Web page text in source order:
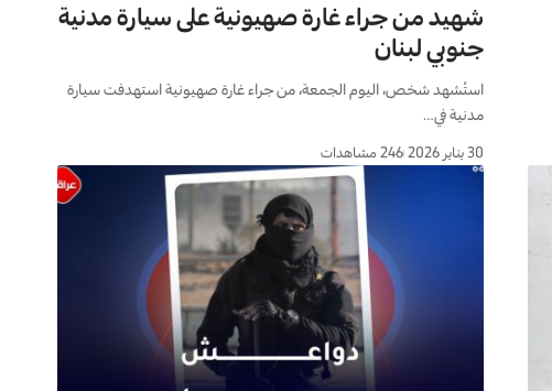
شهيد من جراء غارة صهيونية على سيارة مدنية
جنوبي لبنان
استُشهد شخص، اليوم الجمعة، من جراء غارة صهيونية استهدفت سيارة
مدنية في…
30 يناير 2026 246 مشاهدات